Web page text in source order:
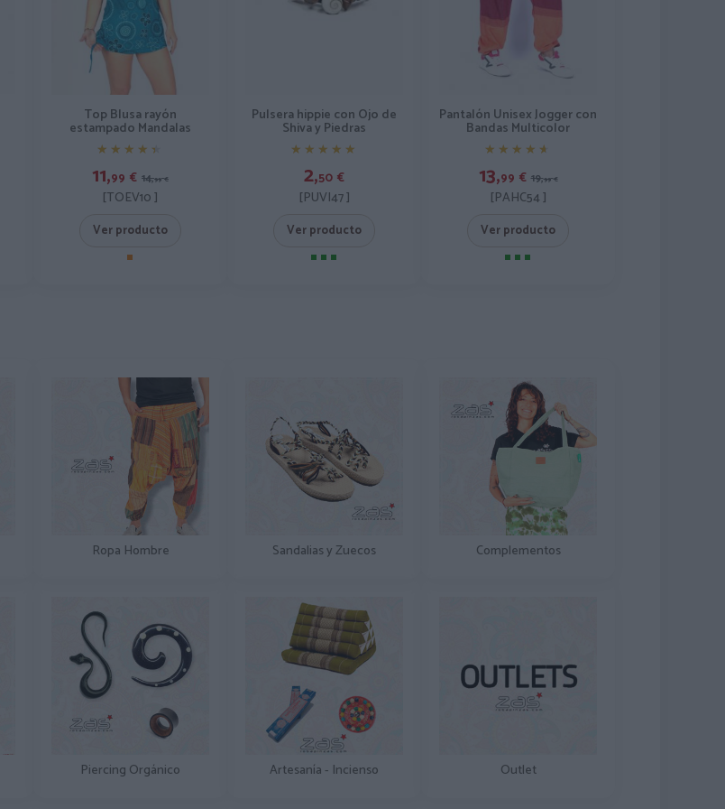
Top Blusa rayón
estampado Mandalas
★★★★★
★★★★★
11,99 € 14,99 €
[TOEV10 ]
Ver producto
Pulsera hippie con Ojo de
Shiva y Piedras
★★★★★
★★★★★
2,50 €
[PUVI47 ]
Ver producto
Pantalón Unisex Jogger con
Bandas Multicolor
★★★★★
★★★★★
13,99 € 19,99 €
[PAHC54 ]
Ver producto
Ropa Hombre Sandalias y Zuecos Complementos
Piercing Orgánico Artesanía - Incienso Outlet